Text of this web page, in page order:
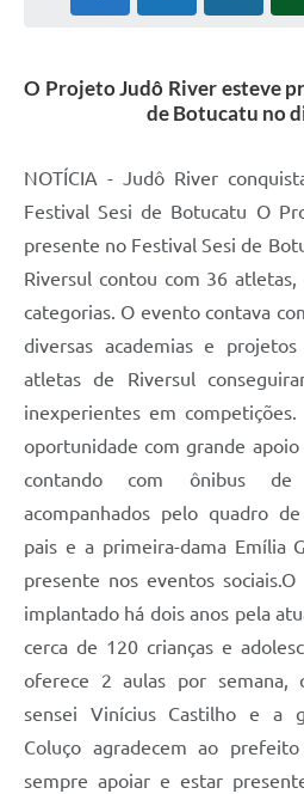
O Projeto Judô River esteve
de Botucatu no
NOTÍCIA - Judô River
Festival Sesi de Botucatu O
presente no Festival Sesi de
Riversul contou com 36
categorias. O evento contava
diversas academias e
atletas de Riversul
inexperientes em
oportunidade com grande
contando com ônibus
acompanhados pelo quadro
pais e a primeira-dama Emília
presente nos eventos
implantado há dois anos pela
cerca de 120 crianças e
oferece 2 aulas por semana,
sensei Vinícius Castilho e a
Coluço agradecem ao
sempre apoiar e estar